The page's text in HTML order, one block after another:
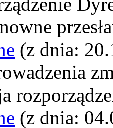
(z dnia:
(z dnia: